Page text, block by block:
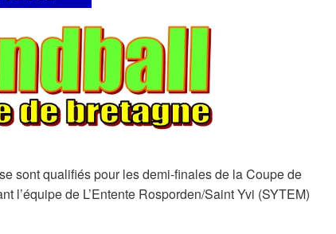
sont qualifiés pour les demi-finales de la Coupe de
l’équipe de L’Entente Rosporden/Saint Yvi (SYTEM)